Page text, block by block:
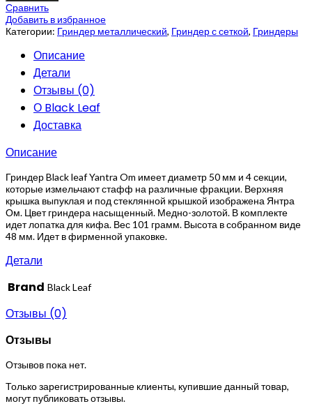
Сравнить
Добавить в избранное
Категории: Гриндер металлический, Гриндер с сеткой, Гриндеры
Описание
Детали
Отзывы (0)
О Black Leaf
Доставка
Описание
Гриндер Black leaf Yantra Om имеет диаметр 50 мм и 4 секции,
которые измельчают стафф на различные фракции. Верхняя
крышка выпуклая и под стеклянной крышкой изображена Янтра
Ом. Цвет гриндера насыщенный. Медно-золотой. В комплекте
идет лопатка для кифа. Вес 101 грамм. Высота в собранном виде
48 мм. Идет в фирменной упаковке.
Детали
Brand Black Leaf
Отзывы (0)
Отзывы
Отзывов пока нет.
Только зарегистрированные клиенты, купившие данный товар,
могут публиковать отзывы.